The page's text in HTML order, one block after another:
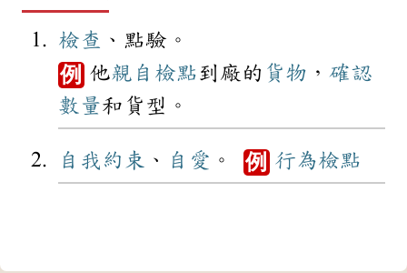
檢查 、點驗。
例 他親自 檢點到廠的 貨物 ， 確認
數量和貨型。
自我 約束 、 自愛 。 例 行為檢點